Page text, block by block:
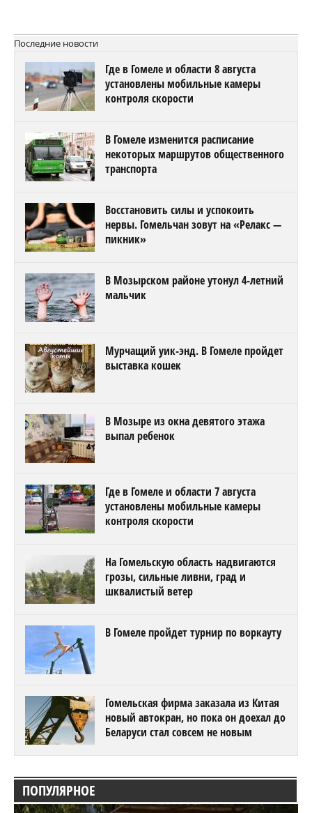
Последние новости
Где в Гомеле и области 8 августа
установлены мобильные камеры
контроля скорости
В Гомеле изменится расписание
некоторых маршрутов общественного
транспорта
Восстановить силы и успокоить
нервы. Гомельчан зовут на «Релакс —
пикник»
В Мозырском районе утонул 4-летний
мальчик
Мурчащий уик-энд. В Гомеле пройдет
выставка кошек
В Мозыре из окна девятого этажа
выпал ребенок
Где в Гомеле и области 7 августа
установлены мобильные камеры
контроля скорости
На Гомельскую область надвигаются
грозы, сильные ливни, град и
шквалистый ветер
В Гомеле пройдет турнир по воркауту
Гомельская фирма заказала из Китая
новый автокран, но пока он доехал до
Беларуси стал совсем не новым
ПОПУЛЯРНОЕ